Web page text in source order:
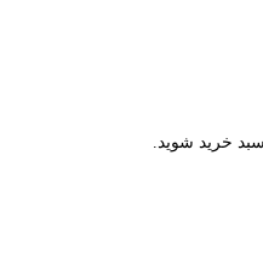
سبد خرید شوید.